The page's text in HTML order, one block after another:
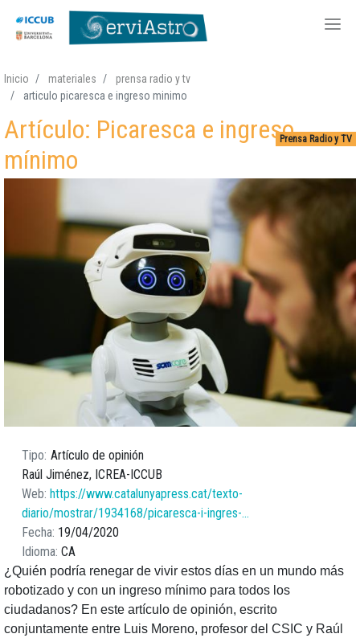
al
principal
Inicio materiales
prensa radio y tv
articulo picaresca e ingreso minimo
Prensa Radio y TV
Artículo: Picaresca e ingreso
mínimo
Tipo Artículo de opinión
Raúl Jiménez, ICREA-ICCUB
Web https://www.catalunyapress.cat/texto-
diario/mostrar/1934168/picaresca-i-ingres-…
Fecha 19/04/2020
Idioma CA
¿Quién podría renegar de vivir estos días en un mundo más
robotizado y con un ingreso mínimo para todos los
ciudadanos? En este artículo de opinión, escrito
conjuntamente entre Luis Moreno, profesor del CSIC y Raúl